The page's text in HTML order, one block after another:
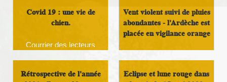
Covid 19 : une vie de
chien.
Courrier des lecteurs
Vent violent suivi de pluies
abondantes - l'Ardèche est
placée en vigilance orange
Rétrospective de l'année
Eclipse et lune rouge dans